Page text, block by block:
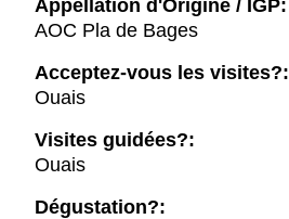
Appellation d'Origine / IGP:
AOC Pla de Bages
Acceptez-vous les visites?:
Ouais
Visites guidées?:
Ouais
Dégustation?: